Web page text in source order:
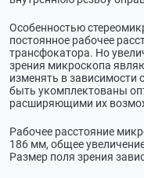
Особенностью
постоянное рабочее
трансфокатора. Но
зрения микроскопа
изменять в зависимости
быть укомплектованы
расширяющими их
Рабочее расстояние
186 мм, общее
Размер поля зрения